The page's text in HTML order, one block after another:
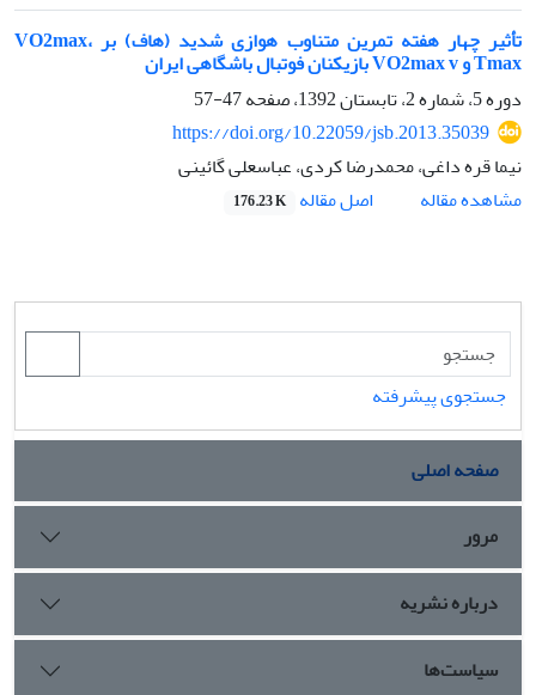
تأثیر چهار هفته تمرین متناوب هوازی شدید (هاف) بر VO2max،
Tmax و VO2max v بازیکنان فوتبال باشگاهی ایران
دوره 5، شماره 2، تابستان 1392، صفحه
47-57
https://doi.org/10.22059/jsb.2013.35039
نیما قره داغی، محمدرضا کردی، عباسعلی گائینی
مشاهده مقاله
اصل مقاله 176.23 K
جستجوی پیشرفته
صفحه اصلی
مرور
درباره نشریه
سیاست‌ها